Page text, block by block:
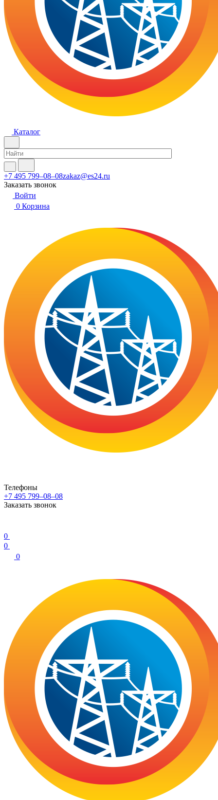
Каталог
+7 495 799–08–08zakaz@es24.ru
Заказать звонок
Войти
0 Корзина
Телефоны
+7 495 799–08–08
Заказать звонок
0
0
0